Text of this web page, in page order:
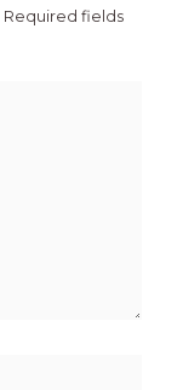
Required fields